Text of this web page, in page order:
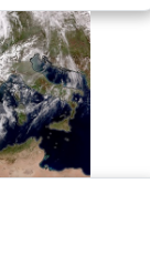
glissements de
(coulées
de connaître les